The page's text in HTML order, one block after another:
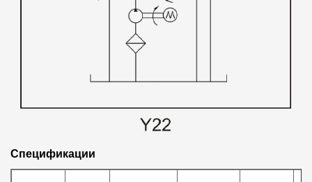
Спецификации